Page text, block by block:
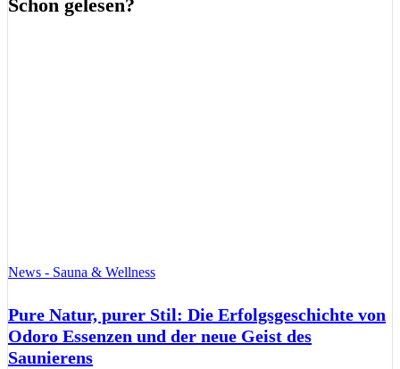
Schon gelesen?
News - Sauna & Wellness
Pure Natur, purer Stil: Die Erfolgsgeschichte von
Odoro Essenzen und der neue Geist des
Saunierens